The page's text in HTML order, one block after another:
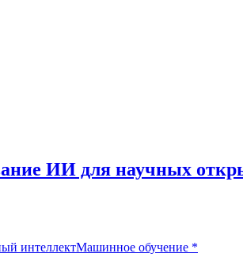
ИИ для научных
интеллектМашинное обучение *